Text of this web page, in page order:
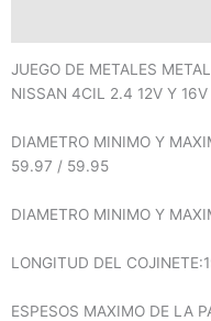
JUEGO DE METALES
NISSAN 4CIL 2.4 12V Y
DIAMETRO MINIMO Y
59.97 / 59.95
DIAMETRO MINIMO Y
LONGITUD DEL
ESPESOS MAXIMO DE LA